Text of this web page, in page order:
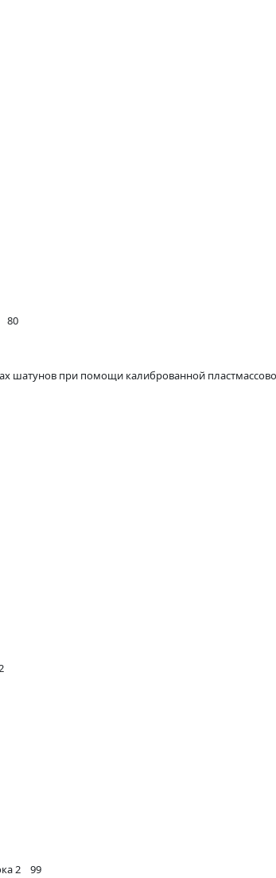
80
шатунов при помощи калиброванной
2 99